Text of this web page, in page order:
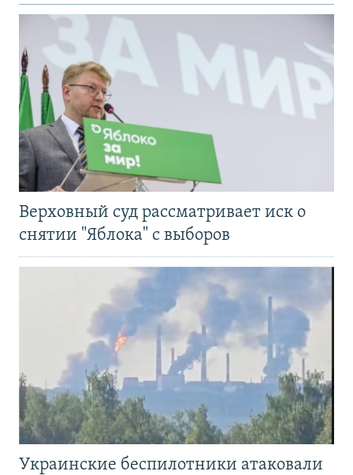
Верховный суд рассматривает иск о
снятии "Яблока" с выборов
Украинские беспилотники атаковали